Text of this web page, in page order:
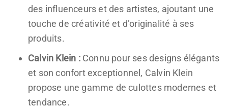
des influenceurs et des artistes, ajoutant une
touche de créativité et d’originalité à ses
produits.
Calvin Klein :Connu pour ses designs élégants
et son confort exceptionnel, Calvin Klein
propose une gamme de culottes modernes et
tendance.